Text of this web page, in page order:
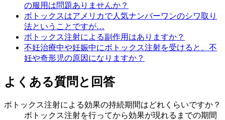
の服用は問題ありませんか？
ボトックスはアメリカで人気ナンバーワンのシワ取り
法ということですが…
ボトックス注射による副作用はありますか？
不妊治療中や妊娠中にボトックス注射を受けると、不
妊や奇形児の原因になりますか？
よくある質問と回答
ボトックス注射による効果の持続期間はどれくらいですか？
ボトックス注射を行ってから効果が現れるまでの期間